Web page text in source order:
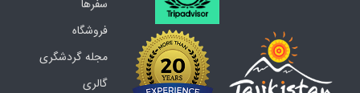
سفرها
فروشگاه
مجله گردشگری
گالری